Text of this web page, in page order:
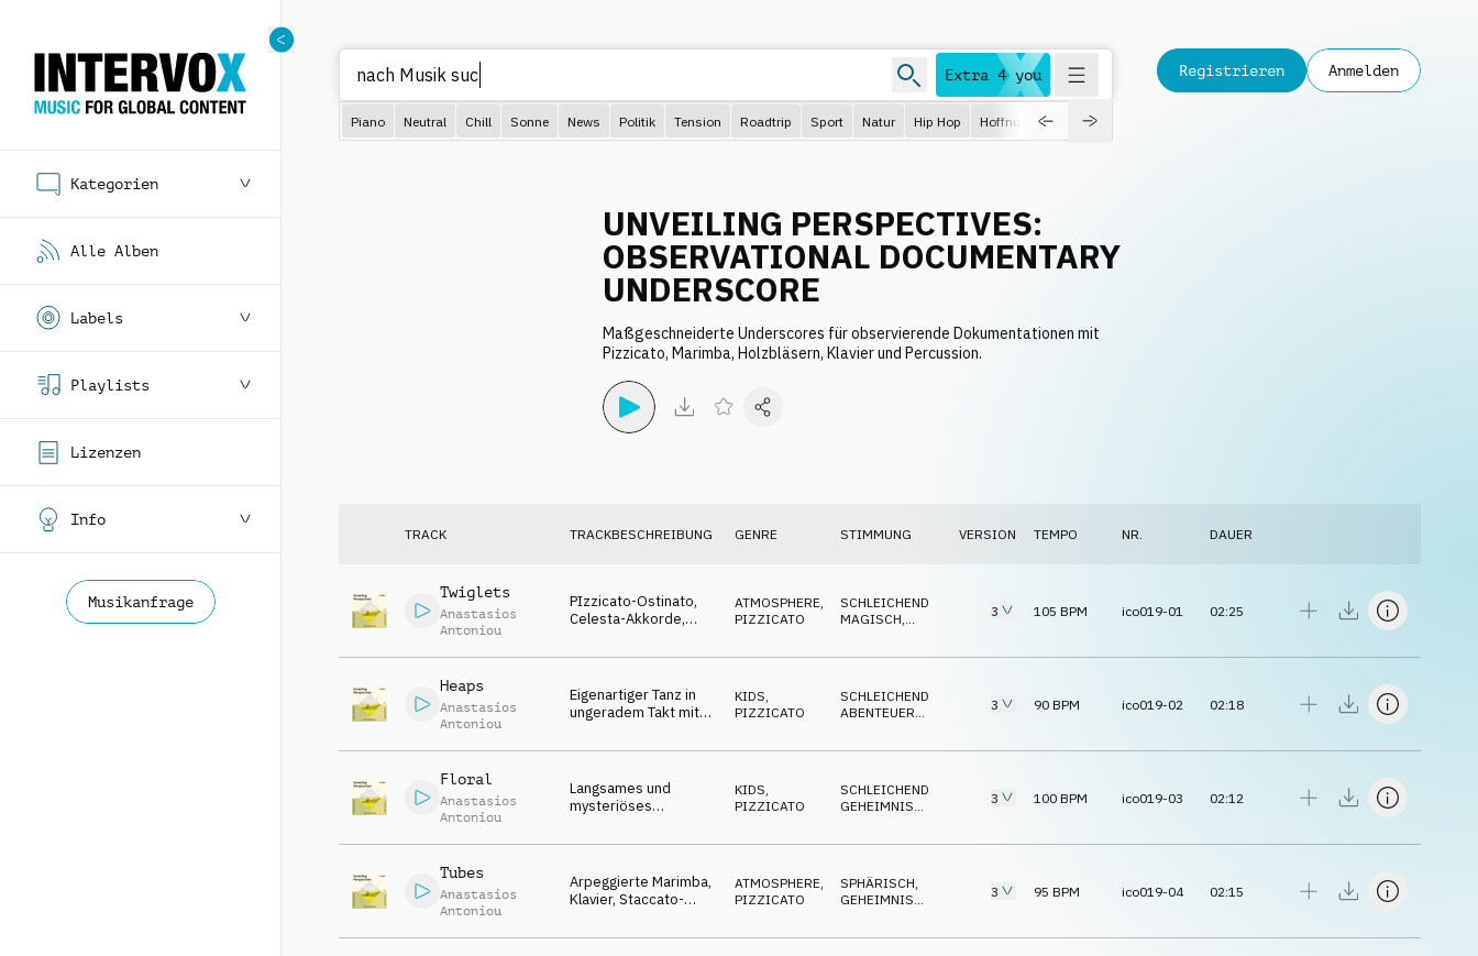
Kategorien
Alle Alben
Labels
Playlists
Lizenzen
Info
Musikanfrage
Extra 4 you
nach Mus
Piano Neutral Chill Sonne News Politik Tension Roadtrip Sport Natur Hip Hop Hoffnungsvoll Dokumentation
Registrieren Anmelden
UNVEILING PERSPECTIVES:
OBSERVATIONAL DOCUMENTARY
UNDERSCORE
Maßgeschneiderte Underscores für observierende Dokumentationen mit
Pizzicato, Marimba, Holzbläsern, Klavier und Percussion.
TRACK TRACKBESCHREIBUNG GENRE STIMMUNG VERSION TEMPO NR. DAUER
Twiglets
Anastasios
Antoniou
PIzzicato-Ostinato,
Celesta-Akkorde,
Flötenmelodien
magische und
mysteriöse
Soundscape
ATMOSPHERE,
PIZZICATO
SCHLEICHEND
MAGISCH,
3 105 BPM ico019-01 02:25
Heaps
Anastasios
Antoniou
Eigenartiger Tanz in
ungeradem Takt mit
Staccato-Bläsern,
KIDS,
PIZZICATO
SCHLEICHEND
ABENTEUERLICH
3 90 BPM ico019-02 02:18
Floral
Anastasios
Antoniou
Langsames und
mysteriöses
verschmilzt mit
Percussion
KIDS,
PIZZICATO
SCHLEICHEND
GEHEIMNISVOLL
3 100 BPM ico019-03 02:12
Tubes
Anastasios
Antoniou
Arpeggierte Marimba,
Klavier, Staccato-
Shaker werden
ATMOSPHERE,
PIZZICATO
SPHÄRISCH,
GEHEIMNISVOLL
3 95 BPM ico019-04 02:15